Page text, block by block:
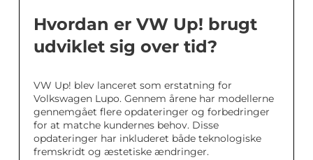
Hvordan er VW Up! brugt
udviklet sig over tid?
VW Up! blev lanceret som erstatning for
Volkswagen Lupo. Gennem årene har modellerne
gennemgået flere opdateringer og forbedringer
for at matche kundernes behov. Disse
opdateringer har inkluderet både teknologiske
fremskridt og æstetiske ændringer.